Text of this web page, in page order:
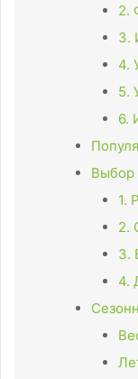
2.
3.
4.
5.
6.
Выбор
1.
2.
3.
4.